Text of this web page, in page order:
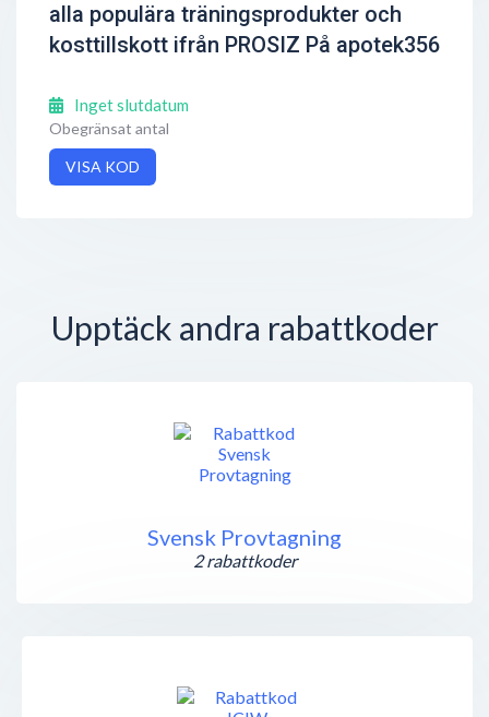
alla populära träningsprodukter och
kosttillskott ifrån PROSIZ På apotek356
Inget slutdatum
Obegränsat antal
VISA KOD
Upptäck andra rabattkoder
Svensk Provtagning
2 rabattkoder